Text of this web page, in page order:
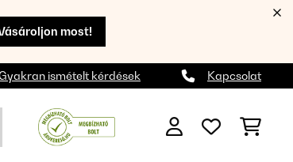
most!
ismételt kérdések Kapcsolat